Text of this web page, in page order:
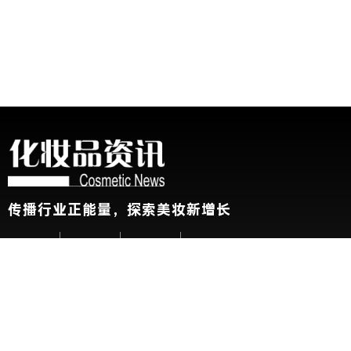
传播行业正能量，探索美妆新增长